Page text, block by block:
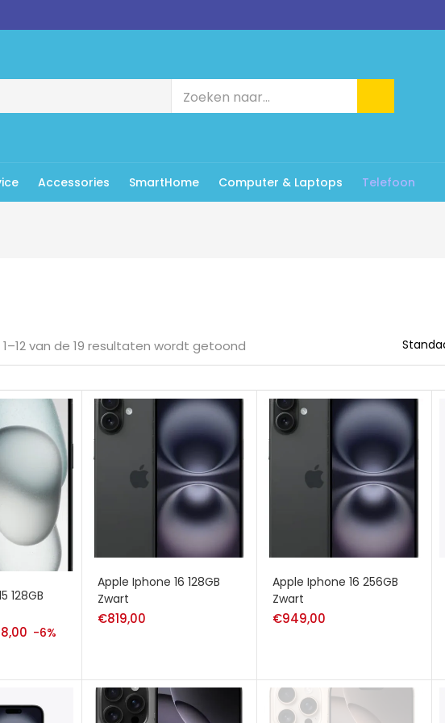
Accessories SmartHome Computer & Laptops Telefoon
van de 19 resultaten wordt getoond
128GB
Huidige
-6%
Apple Iphone 16 128GB
Zwart
€819,00
Apple Iphone 16 256GB
Zwart
€949,00